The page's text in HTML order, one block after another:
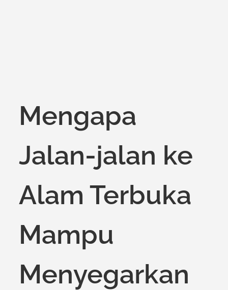
Mengapa
Jalan-jalan ke
Alam Terbuka
Mampu
Menyegarkan